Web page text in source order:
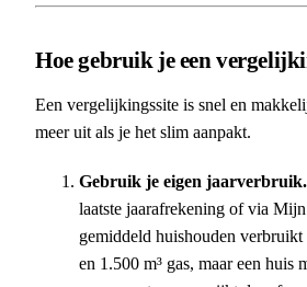
Hoe gebruik je een
Een vergelijkingssite is snel en
meer uit als je het slim aanpakt.
Gebruik je eigen jaarverbruik.
laatste jaarafrekening of via
gemiddeld huishouden
en 1.500 m³ gas, maar een huis